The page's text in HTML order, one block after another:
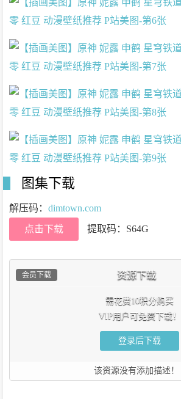
图集下载
解压码： dimtown.com
点击下载
提取码：S64G
资源下载
会员下载
需花费10积分购买
VIP用户可免费下载！
登录后下载
该资源没有添加描述！